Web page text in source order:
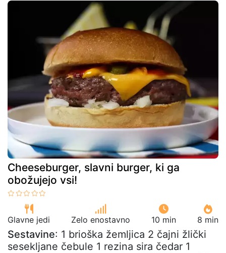
Cheeseburger, slavni burger, ki ga
obožujejo vsi!
Glavne jedi Zelo enostavno 10 min 8 min
Sestavine: 1 brioška žemljica 2 čajni žlički
sesekljane čebule 1 rezina sira čedar 1